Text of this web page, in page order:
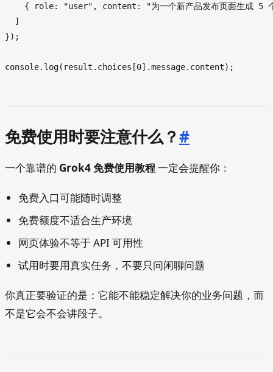
    {
role: "user" , content :
"为一个新产品发布页面生成 5
  ]
});
console. log(result. choices [0].message. content
免费使用时要注意什么？#
一个靠谱的 Grok4 免费使用教程一定会提醒你：
免费入口可能随时调整
免费额度不适合生产环境
网页体验不等于 API 可用性
试用时要用真实任务，不要只问闲聊问题
你真正要验证的是：它能不能稳定解决你的业务问题，而
不是它会不会讲段子。